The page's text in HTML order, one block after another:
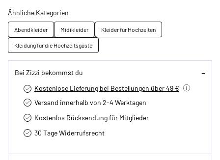
Ähnliche Kategorien
Abendkleider Midikleider
Kleider für Hochzeiten
Kleidung für die Hochzeitsgäste
Bei Zizzi bekommst du
Kostenlose Lieferung bei Bestellungen über 49 €
Versand innerhalb von 2-4 Werktagen
Kostenlos Rücksendung für Mitglieder
30 Tage Widerrufsrecht